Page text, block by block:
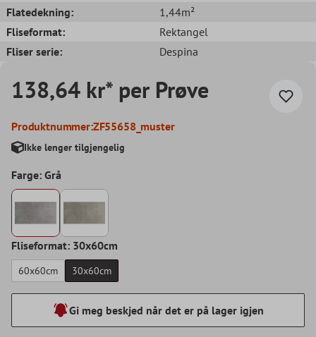
Flatedekning:
1,44m²
Fliseformat:
Rektangel
Fliser serie:
Despina
138,64 kr* per Prøve
Produktnummer:ZF55658_muster
Ikke lenger tilgjengelig
Farge: Grå
Fliseformat: 30x60cm
60x60cm 30x60cm
Gi meg beskjed når det er på lager igjen